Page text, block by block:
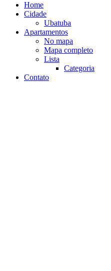
Home
Cidade
Ubatuba
Apartamentos
No mapa
Mapa completo
Lista
Categoria
Contato